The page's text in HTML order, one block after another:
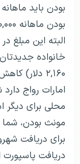
البته این مبلغ
۲,۱۶۰
امارات رواج
محلی برای
مونث بودن،
دریافت پاسپورت